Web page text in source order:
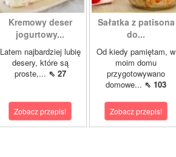
Kremowy deser
jogurtowy...
Latem najbardziej lubię
desery, które są
proste,... ⇖ 27
Zobacz przepis!
Sałatka z patisona
do...
Od kiedy pamiętam, w
moim domu
przygotowywano
domowe... ⇖ 103
Zobacz przepis!